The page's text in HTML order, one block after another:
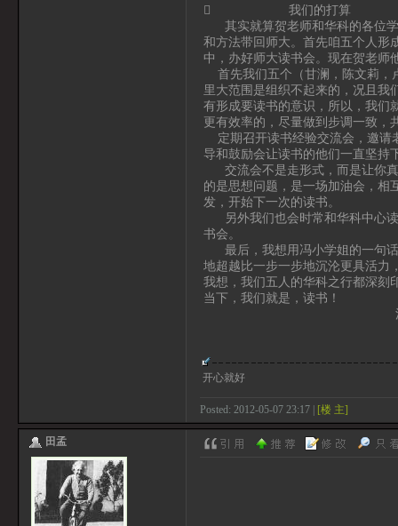
 我们的打算
其实就算贺老师和华科的各位学
和方法带回师大。首先咱五个人形
中，办好师大读书会。现在贺老师
首先我们五个（甘澜，陈文莉，
里大范围是组织不起来的，况且我
有形成要读书的意识，所以，我们
更有效率的，尽量做到步调一致，
定期召开读书经验交流会，邀请
导和鼓励会让读书的他们一直坚持
交流会不是走形式，而是让你真
的是思想问题，是一场加油会，相
发，开始下一次的读书。
另外我们也会时常和华科中心读
书会。
最后，我想用冯小学姐的一句话
地超越比一步一步地沉沦更具活力
我想，我们五人的华科之行都深刻
当下，我们就是，
江西师范大学政
开心就好
Posted: 2012-05-07 23:17 | [楼 主]
田孟